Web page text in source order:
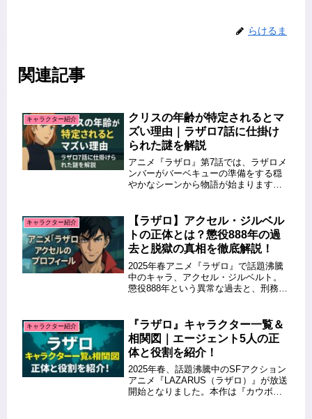
らけるま
関連記事
キャラクター紹介
クリスの年齢が特定されるとマ
ズい理由｜ラザロ7話に仕掛け
られた謎を解説
アニメ『ラザロ』第7話では、ラザロメ
ンバーがバーベキューの準備をする穏
やかなシーンから物語が始まります。
緊張感を生み出しました。「年齢を言
ったら特定されちゃうし」という...
キャラクター紹介
【ラザロ】アクセル・ジルベル
トの正体とは？懲役888年の過
去と脱獄の真相を徹底解説！
2025年春アニメ『ラザロ』で話題沸騰
中のキャラ、アクセル・ジルベルト。
懲役888年という異常な過去と、刑務所
能力・ラザロ加入の理由まで、初見で
もわかりやすく解説します...
キャラクター紹介
『ラザロ』キャラクター一覧＆
相関図｜エージェント5人の正
体と役割を紹介！
2025年春、話題沸騰中のSFアクション
アニメ『LAZARUS（ラザロ）』が放送
開始となりました。本作は『カウボー